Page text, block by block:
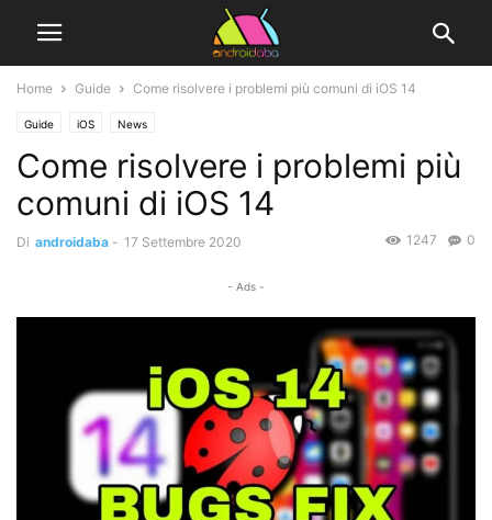
Home Guide Come risolvere i problemi più comuni di iOS 14
Guide iOS News
Come risolvere i problemi più
comuni di iOS 14
Di androidaba - 17 Settembre 2020 0
1247
- Ads -